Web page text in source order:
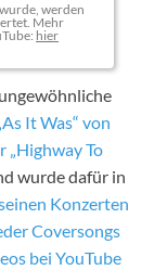
werden
Mehr
hier
It Was“ von
„Highway To
wurde dafür in
Konzerten
Coversongs
bei YouTube